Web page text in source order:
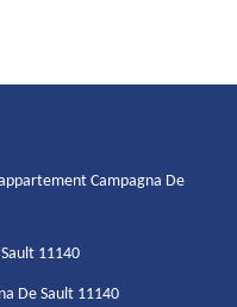
Campagna De
11140
De Sault 11140